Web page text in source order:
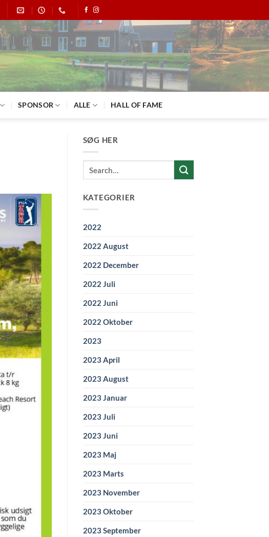
SPONSOR ALLE HALL OF FAME
SØG HER
KATEGORIER
2022
2022 August
2022 December
2022 Juli
2022 Juni
2022 Oktober
2023
2023 April
2023 August
2023 Januar
2023 Juli
2023 Juni
2023 Maj
2023 Marts
2023 November
2023 Oktober
2023 September